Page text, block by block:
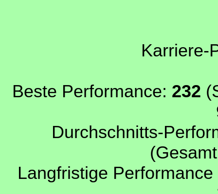
Karriere-
Beste Performance: 232
Durchschnitts-
Langfristige